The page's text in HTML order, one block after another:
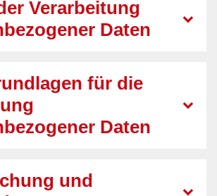
Verarbeitung
Daten
für die
Daten
und